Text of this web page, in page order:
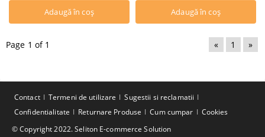
Page 1 of 1 « 1 »
© Copyright 2022. Seliton E-commerce Solution
Contact Termeni de utilizare
Sugestii si reclamatii
Confidentialitate
Returnare Produse Cum cumpar Cookies